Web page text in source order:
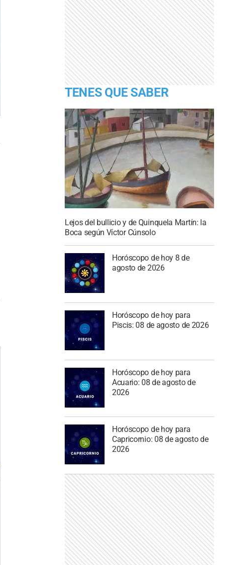
TENES QUE SABER
Lejos del bullicio y de Quinquela Martín: la
Boca según Víctor Cúnsolo
Horóscopo de hoy 8 de
agosto de 2026
Horóscopo de hoy para
Piscis: 08 de agosto de 2026
Horóscopo de hoy para
Acuario: 08 de agosto de
2026
Horóscopo de hoy para
Capricornio: 08 de agosto de
2026